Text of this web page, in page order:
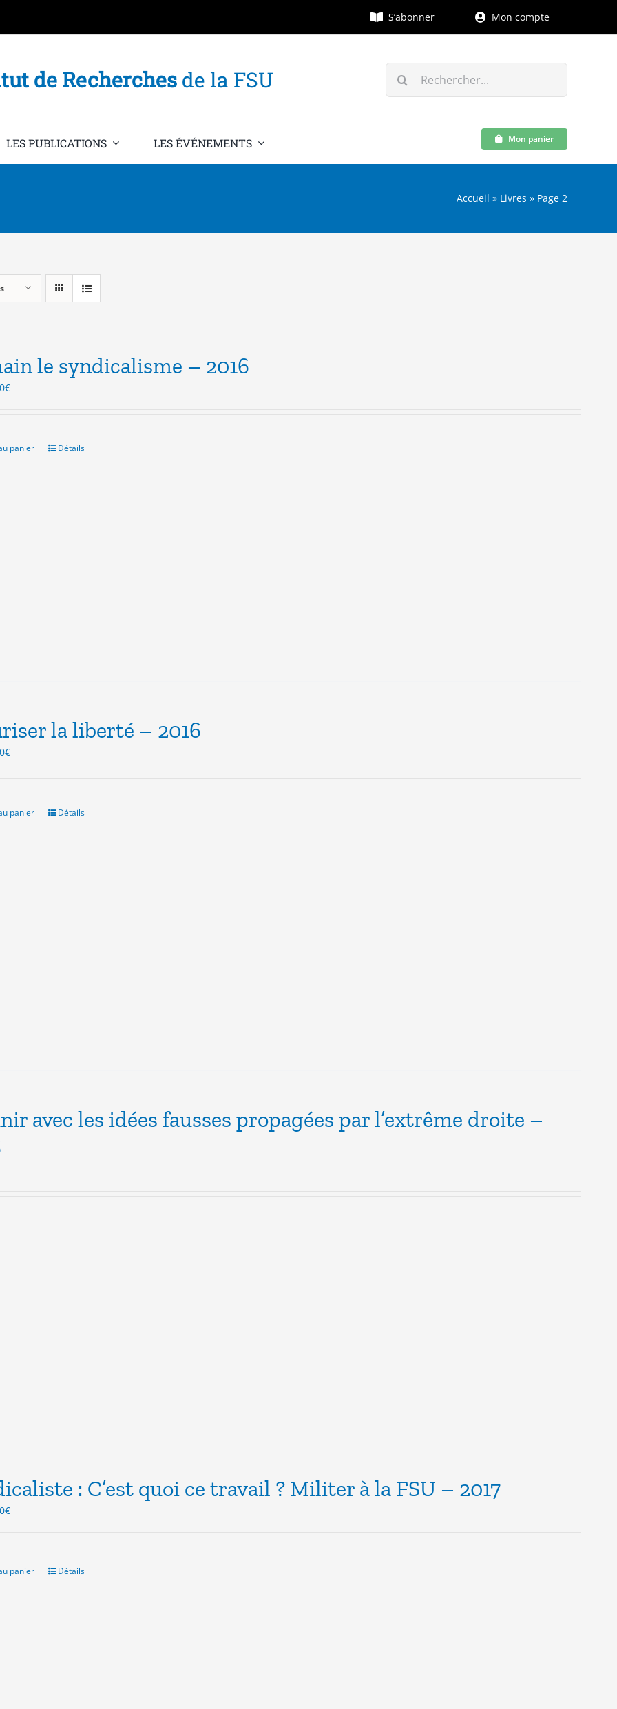
S’abonner Mon compte
de Recherchesde la FSU Rechercher:
LES PUBLICATIONS LES ÉVÉNEMENTS Mon panier
Accueil » Livres » Page 2
le syndicalisme – 2016
€Le
3.00€.
panier Détails
la liberté – 2016
€Le
3.00€.
panier Détails
avec les idées fausses propagées par l’extrême droite –
: C’est quoi ce travail ? Militer à la FSU – 2017
€Le
3.00€.
panier Détails